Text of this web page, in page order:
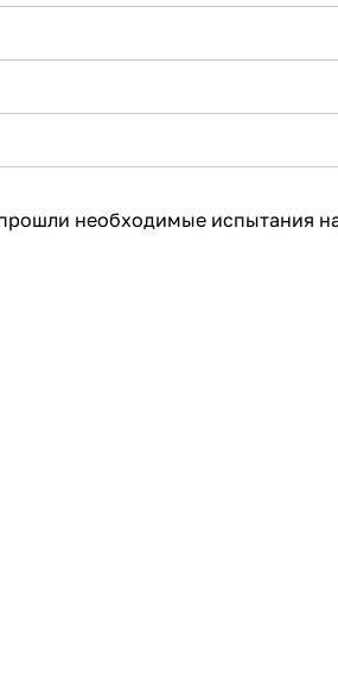
необходимые испытания